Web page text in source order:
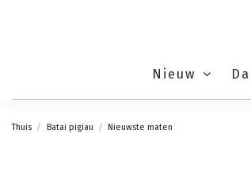
Nieuw
Thuis Batai pigiau Nieuwste maten